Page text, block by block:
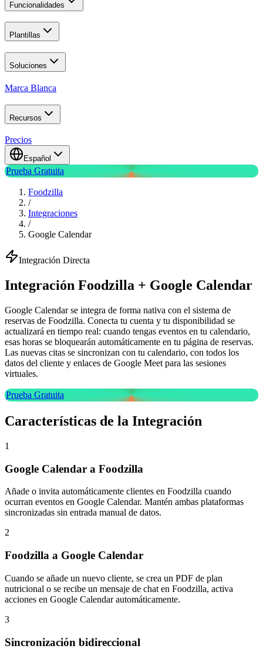
Funcionalidades
Plantillas
Soluciones
Marca Blanca
Recursos
Precios
Español
Prueba Gratuita
Foodzilla
/
Integraciones
/
Google Calendar
Integración Directa
Integración Foodzilla + Google Calendar
Google Calendar se integra de forma nativa con el sistema de
reservas de Foodzilla. Conecta tu cuenta y tu disponibilidad se
actualizará en tiempo real: cuando tengas eventos en tu calendario,
esas horas se bloquearán automáticamente en tu página de reservas.
Las nuevas citas se sincronizan con tu calendario, con todos los
datos del cliente y enlaces de Google Meet para las sesiones
virtuales.
Prueba Gratuita
Características de la Integración
1
Google Calendar a Foodzilla
Añade o invita automáticamente clientes en Foodzilla cuando
ocurran eventos en Google Calendar. Mantén ambas plataformas
sincronizadas sin entrada manual de datos.
2
Foodzilla a Google Calendar
Cuando se añade un nuevo cliente, se crea un PDF de plan
nutricional o se recibe un mensaje de chat en Foodzilla, activa
acciones en Google Calendar automáticamente.
3
Sincronización bidireccional